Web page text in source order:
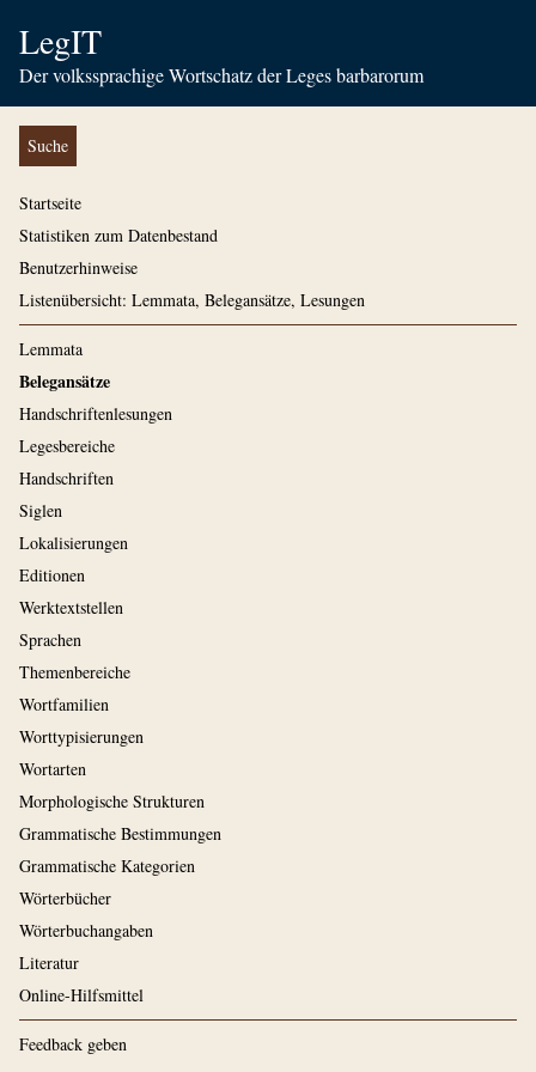
LegIT
Der volkssprachige Wortschatz der Leges barbarorum
Suche
Startseite
Statistiken zum Datenbestand
Benutzerhinweise
Listenübersicht: Lemmata, Belegansätze, Lesungen
Lemmata
Belegansätze
Handschriftenlesungen
Legesbereiche
Handschriften
Siglen
Lokalisierungen
Editionen
Werktextstellen
Sprachen
Themenbereiche
Wortfamilien
Worttypisierungen
Wortarten
Morphologische Strukturen
Grammatische Bestimmungen
Grammatische Kategorien
Wörterbücher
Wörterbuchangaben
Literatur
Online-Hilfsmittel
Feedback geben